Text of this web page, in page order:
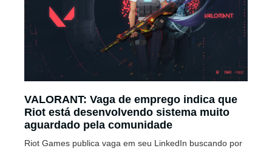
VALORANT: Vaga de emprego indica que
Riot está desenvolvendo sistema muito
aguardado pela comunidade
Riot Games publica vaga em seu LinkedIn buscando por